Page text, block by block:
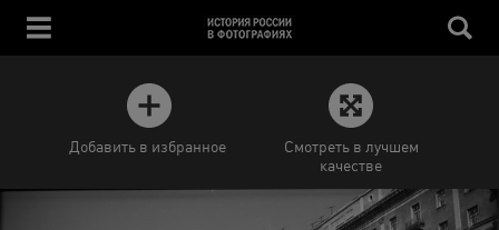
Добавить в избранное
Смотреть в лучшем
качестве